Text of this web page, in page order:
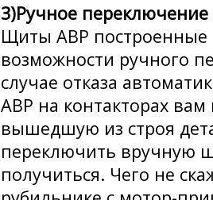
3)Ручное
Щиты АВР построенные
возможности ручного
случае отказа
АВР на контакторах
вышедшую из строя
переключить вручную
получиться. Чего не